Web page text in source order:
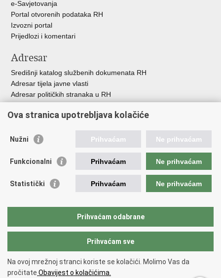
e-Savjetovanja
Portal otvorenih podataka RH
Izvozni portal
Prijedlozi i komentari
Adresar
Središnji katalog službenih dokumenata RH
Adresar tijela javne vlasti
Adresar političkih stranaka u RH
Besplatni telefoni javne uprave
Važne poveznice
Vlada Republike Hrvatske
Registar neprofitnih organizacija
Nacionalna zaklada za razvoj civilnoga društva
Copyright © 2026 Ured za udruge.
Ova stranica upotrebljava kolačiće
Nužni Prihvaćam Ne prihvaćam
Funkcionalni Prihvaćam Ne prihvaćam
Statistički Prihvaćam Ne prihvaćam
Prihvaćam odabrane
Prihvaćam sve
Na ovoj mrežnoj stranci koriste se kolačići. Molimo Vas da
pročitate Obavijest o kolačićima.